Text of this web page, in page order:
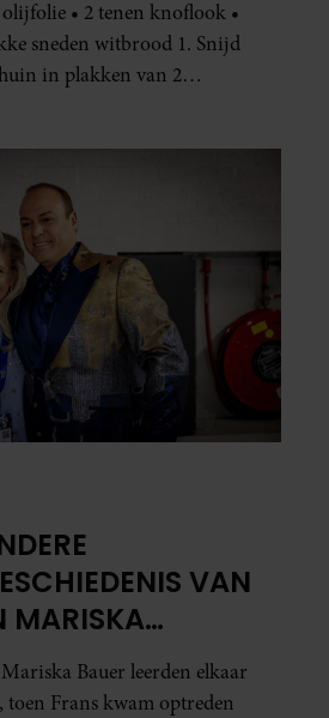
• 2 tenen knoflook •
sneden witbrood 1. Snijd
in plakken van 2
VAN
MARISKA
IN BED
Bauer leerden elkaar
toen Frans kwam optreden